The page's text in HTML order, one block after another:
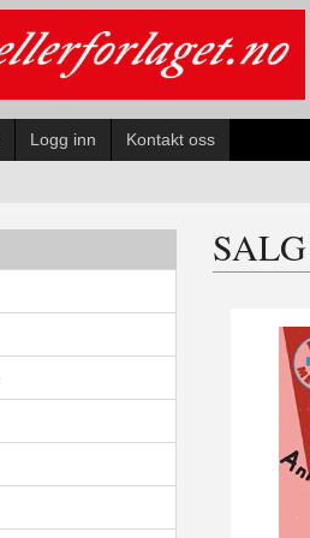
Logg inn Kontakt oss
SALG